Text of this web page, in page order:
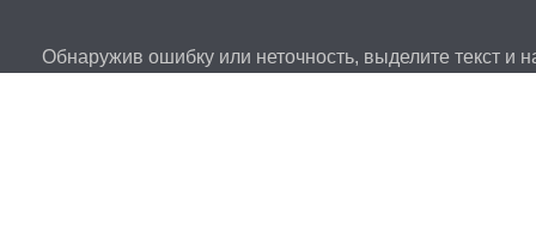
Обнаружив ошибку или неточность, выделите текст и